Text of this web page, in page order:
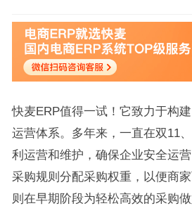
快麦ERP值得一试！它致力于构
运营体系。多年来，一直在双11
利运营和维护，确保企业安全运
采购规则分配采购权重，以便商
则在早期阶段为轻松高效的采购